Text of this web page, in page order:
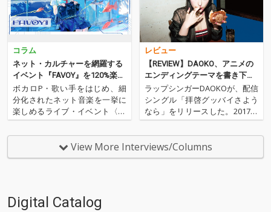
コラム
ネット・カルチャーを網羅する
イベント『FAVOY』を120%楽し
むための予習ガイド──出演アー
ティストの見どころ徹底解説
ボカロP・歌い手をはじめ、細
分化されたネット音楽を一挙に
楽しめるライブ・イベント〈FA
VOY TOKYO〉が、2026年3月25
日(水)・26日(木)の2日間、場所
はZepp DiverCity(TOKYO)にて
開催される。 今回OTOTOYで
レビュー
【REVIEW】DAOKO、アニメの
エンディングテーマを書き下ろ
した配信シングルリリース
ラップシンガーDAOKOが、配信
シングル「拝啓グッバイさよう
なら」をリリースした。2017年
4月から放送中のTVアニメ「神
撃のバハムート VIRGIN SOUL」
の主人公と重なるような想いを
描きながら制作された本作は、
View More Interviews/Columns
Digital Catalog